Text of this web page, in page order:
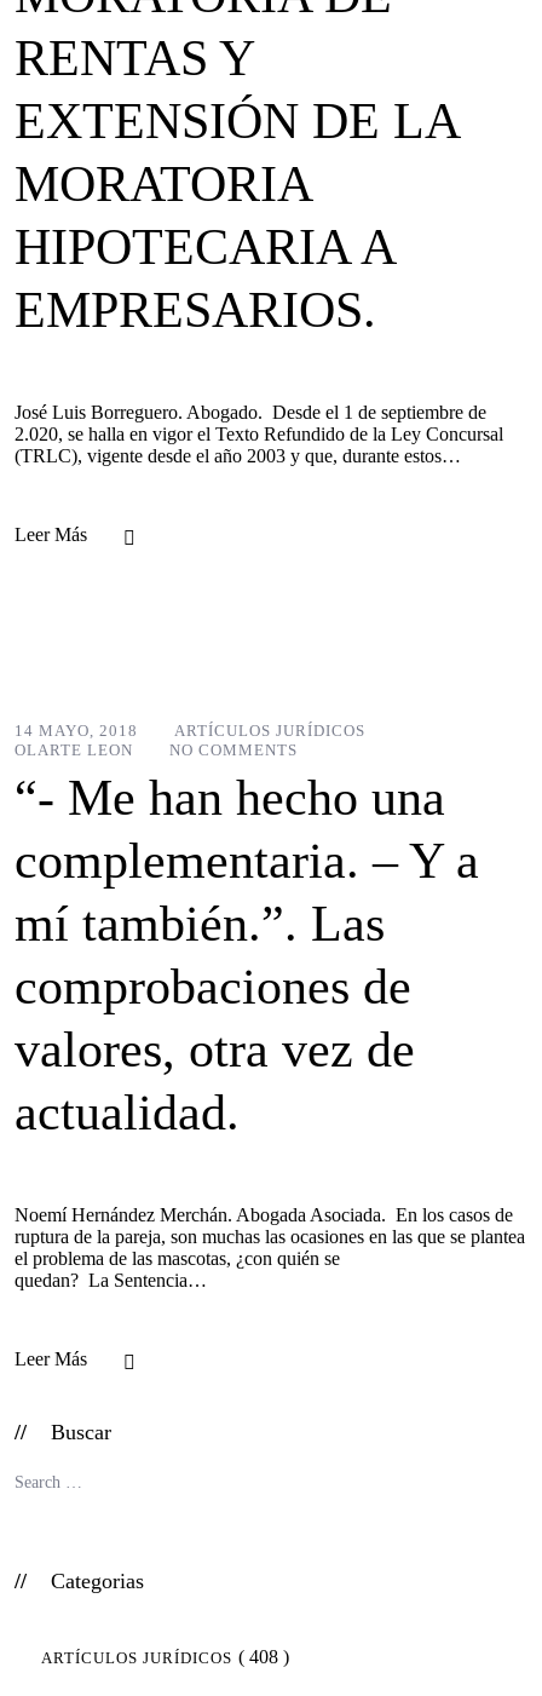
RENTAS Y
EXTENSIÓN DE LA
MORATORIA
HIPOTECARIA A
EMPRESARIOS.
José Luis Borreguero. Abogado. Desde el 1 de septiembre de
2.020, se halla en vigor el Texto Refundido de la Ley Concursal
(TRLC), vigente desde el año 2003 y que, durante estos…
Leer Más
14 MAYO, 2018
ARTÍCULOS JURÍDICOS
OLARTE LEON
NO COMMENTS
“- Me han hecho una
complementaria. – Y a
mí también.”. Las
comprobaciones de
valores, otra vez de
actualidad.
Noemí Hernández Merchán. Abogada Asociada. En los casos de
ruptura de la pareja, son muchas las ocasiones en las que se plantea
el problema de las mascotas, ¿con quién se
quedan? La Sentencia…
Leer Más
Buscar
Categorias
ARTÍCULOS JURÍDICOS ( 408 )